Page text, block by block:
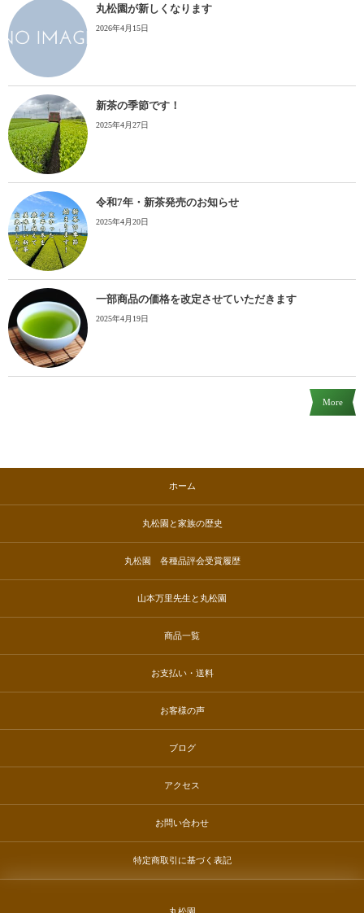
丸松園が新しくなります
2026年4月15日
新茶の季節です！
2025年4月27日
令和7年・新茶発売のお知らせ
2025年4月20日
一部商品の価格を改定させていただきます
2025年4月19日
More
ホーム
丸松園と家族の歴史
丸松園 各種品評会受賞履歴
山本万里先生と丸松園
商品一覧
お支払い・送料
お客様の声
ブログ
アクセス
お問い合わせ
特定商取引に基づく表記